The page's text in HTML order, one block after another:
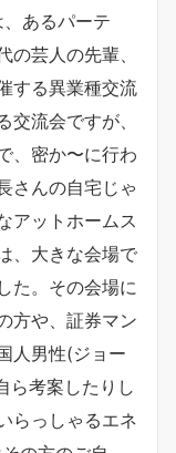
あるパーテ
の芸人の先輩、
する異業種交流
流会ですが、
、密か〜に行わ
さんの自宅じゃ
アットホームス
、大きな会場で
た。その会場に
方や、証券マン
人男性(ジョー
ら考案したりし
らっしゃるエネ